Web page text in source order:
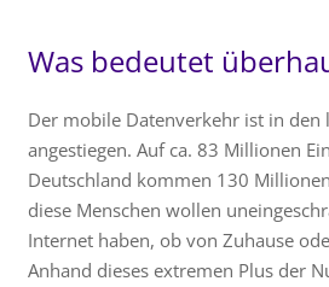
Was bedeutet
Der mobile Datenverkehr ist in den
angestiegen. Auf ca. 83 Millionen
Deutschland kommen 130
diese Menschen wollen
Internet haben, ob von Zuhause
Anhand dieses extremen Plus der